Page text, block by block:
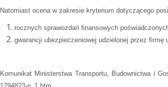
Natomiast ocena w zakresie kryterium dotyczącego
rocznych sprawozdań finansowych
gwarancji ubezpieczeniowej udzielonej przez
Komunikat Ministerstwa Transportu, Budownictwa i